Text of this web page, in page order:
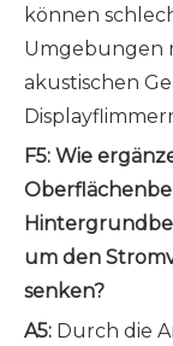
können
Umgebungen
akustischen
F5: Wie
um den
senken?
A5: Durch die